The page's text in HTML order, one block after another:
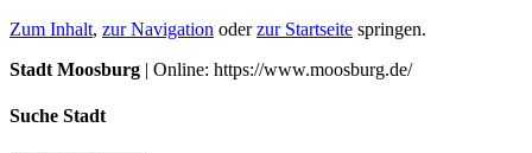
Zum Inhalt, zur Navigation oderzur Startseite springen.
Stadt Moosburg | Online: https://www.moosburg.de/
Suche Stadt